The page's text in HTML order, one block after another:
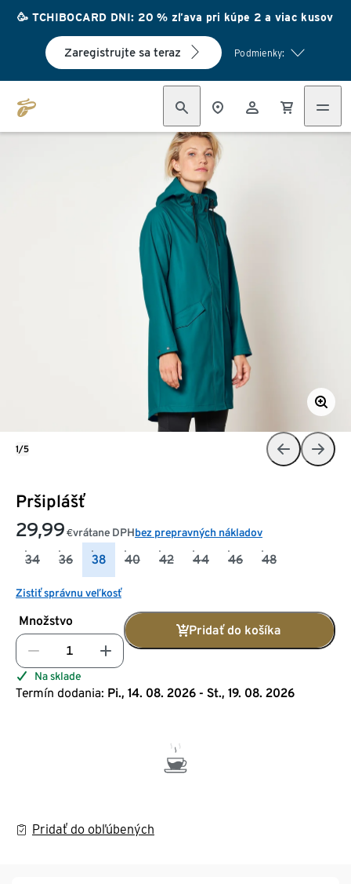
🥳 TCHIBOCARD DNI: 20 % zľava pri kúpe 2 a viac kusov
Zaregistrujte sa teraz Podmienky:
Pršiplášť
29,99 €vrátane DPHbez prepravných nákladov
34 36 38 40 42 44 46 48
Zistiť správnu veľkosť
Množstvo
Pridať do košíka
Na sklade
Termín dodania: Pi., 14. 08. 2026 - St., 19. 08. 2026
Pridať do obľúbených
1/5